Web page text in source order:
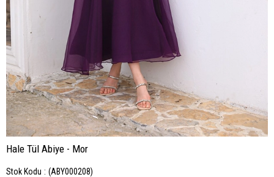
Hale Tül Abiye - Mor
Stok Kodu (ABY000208)